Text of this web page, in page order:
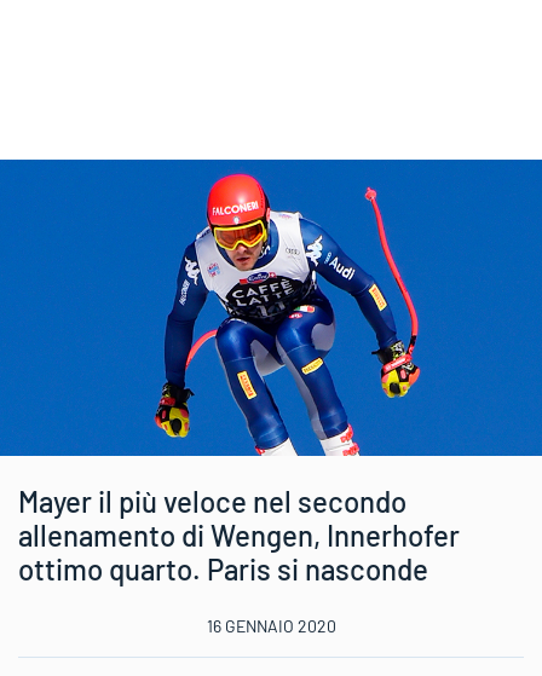
Mayer il più veloce nel secondo
allenamento di Wengen, Innerhofer
ottimo quarto. Paris si nasconde
16 GENNAIO 2020